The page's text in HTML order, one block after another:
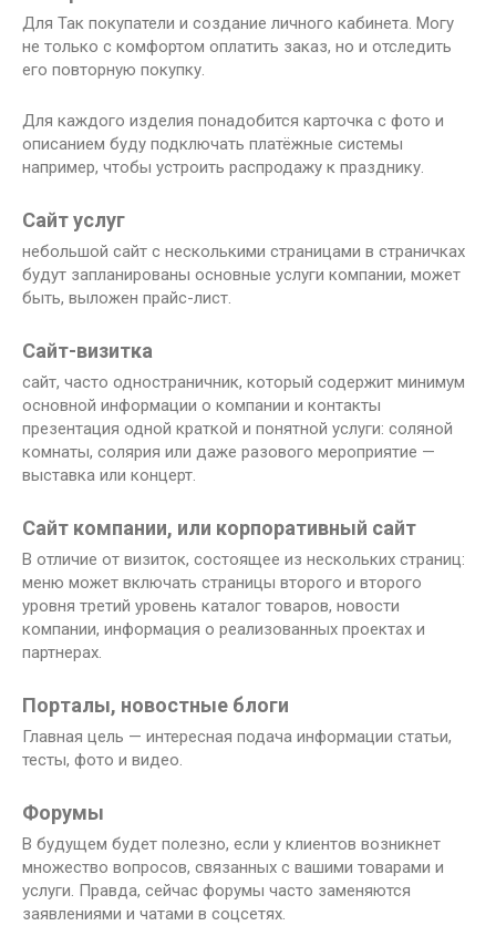
Для Так покупатели и создание личного кабинета. Могу
не только с комфортом оплатить заказ, но и отследить
его повторную покупку.
Для каждого изделия понадобится карточка с фото и
описанием буду подключать платёжные системы
например, чтобы устроить распродажу к празднику.
Сайт услуг
небольшой сайт с несколькими страницами в страничках
будут запланированы основные услуги компании, может
быть, выложен прайс-лист.
Сайт-визитка
сайт, часто одностраничник, который содержит минимум
основной информации о компании и контакты
презентация одной краткой и понятной услуги: соляной
комнаты, солярия или даже разового мероприятие —
выставка или концерт.
Сайт компании, или корпоративный сайт
В отличие от визиток, состоящее из нескольких страниц:
меню может включать страницы второго и второго
уровня третий уровень каталог товаров, новости
компании, информация о реализованных проектах и ​​
партнерах.
Порталы, новостные блоги
Главная цель — интересная подача информации статьи,
тесты, фото и видео.
Форумы
В будущем будет полезно, если у клиентов возникнет
множество вопросов, связанных с вашими товарами и
услуги. Правда, сейчас форумы часто заменяются
заявлениями и чатами в соцсетях.